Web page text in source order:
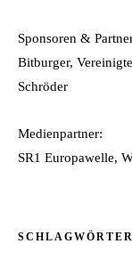
Sponsoren &
Bitburger,
Schröder
Medienpartner:
SR1 Europawelle,